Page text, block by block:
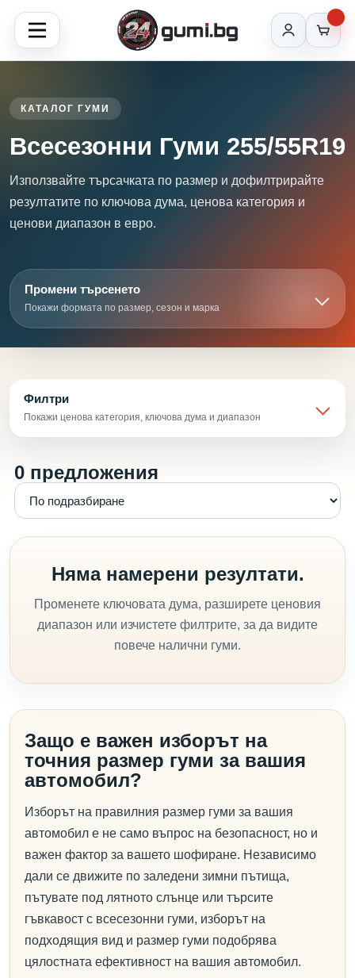
КАТАЛОГ ГУМИ
Всесезонни Гуми 255/55R19
Използвайте търсачката по размер и дофилтрирайте
резултатите по ключова дума, ценова категория и
ценови диапазон в евро.
Промени търсенето
Покажи формата по размер, сезон и марка
Филтри
Покажи ценова категория, ключова дума и диапазон
0 предложения
Няма намерени резултати.
Променете ключовата дума, разширете ценовия
диапазон или изчистете филтрите, за да видите
повече налични гуми.
Защо е важен изборът на
точния размер гуми за вашия
автомобил?
Изборът на правилния размер гуми за вашия
автомобил е не само въпрос на безопасност, но и
важен фактор за вашето шофиране. Независимо
дали се движите по заледени зимни пътища,
пътувате под лятното слънце или търсите
гъвкавост с всесезонни гуми, изборът на
подходящия вид и размер гуми подобрява
цялостната ефективност на вашия автомобил.